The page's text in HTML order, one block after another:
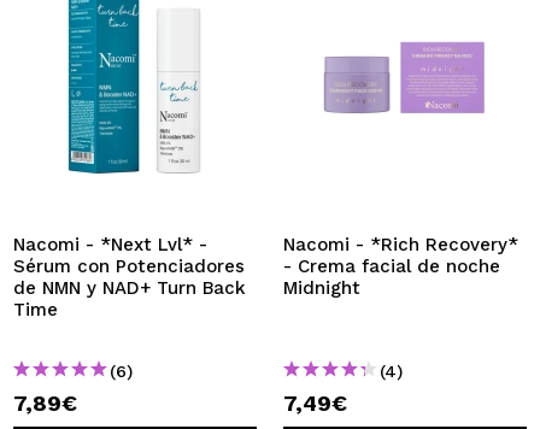
Nacomi - *Next Lvl* -
Sérum con Potenciadores
de NMN y NAD+ Turn Back
Time
(6)
7,89€
Nacomi - *Rich Recovery*
- Crema facial de noche
Midnight
(4)
7,49€